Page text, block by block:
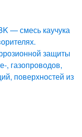
— смесь каучука
защиты
, газопроводов,
поверхностей из